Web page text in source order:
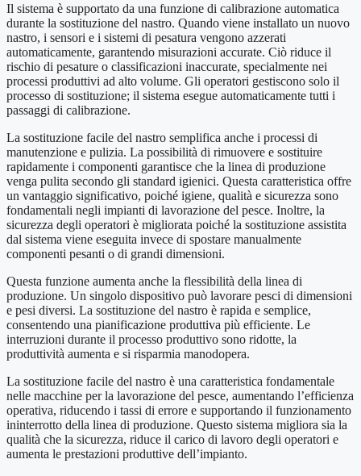
Il sistema è supportato da una funzione di calibrazione automatica
durante la sostituzione del nastro. Quando viene installato un nuovo
nastro, i sensori e i sistemi di pesatura vengono azzerati
automaticamente, garantendo misurazioni accurate. Ciò riduce il
rischio di pesature o classificazioni inaccurate, specialmente nei
processi produttivi ad alto volume. Gli operatori gestiscono solo il
processo di sostituzione; il sistema esegue automaticamente tutti i
passaggi di calibrazione.
La sostituzione facile del nastro semplifica anche i processi di
manutenzione e pulizia. La possibilità di rimuovere e sostituire
rapidamente i componenti garantisce che la linea di produzione
venga pulita secondo gli standard igienici. Questa caratteristica offre
un vantaggio significativo, poiché igiene, qualità e sicurezza sono
fondamentali negli impianti di lavorazione del pesce. Inoltre, la
sicurezza degli operatori è migliorata poiché la sostituzione assistita
dal sistema viene eseguita invece di spostare manualmente
componenti pesanti o di grandi dimensioni.
Questa funzione aumenta anche la flessibilità della linea di
produzione. Un singolo dispositivo può lavorare pesci di dimensioni
e pesi diversi. La sostituzione del nastro è rapida e semplice,
consentendo una pianificazione produttiva più efficiente. Le
interruzioni durante il processo produttivo sono ridotte, la
produttività aumenta e si risparmia manodopera.
La sostituzione facile del nastro è una caratteristica fondamentale
nelle macchine per la lavorazione del pesce, aumentando l’efficienza
operativa, riducendo i tassi di errore e supportando il funzionamento
ininterrotto della linea di produzione. Questo sistema migliora sia la
qualità che la sicurezza, riduce il carico di lavoro degli operatori e
aumenta le prestazioni produttive dell’impianto.